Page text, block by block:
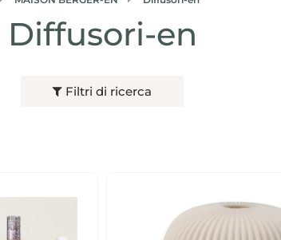
Diffusori-en
Filtri di ricerca